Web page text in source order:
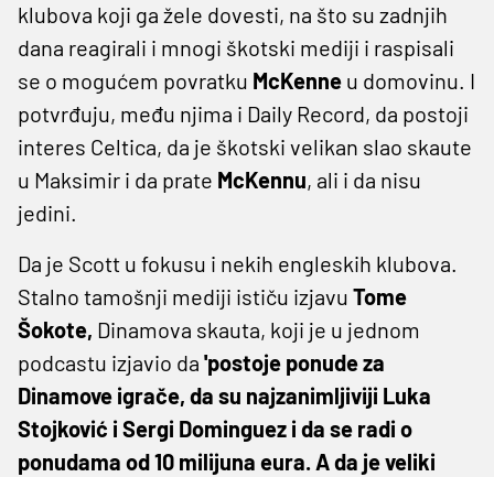
klubova koji ga žele dovesti, na što su zadnjih
dana reagirali i mnogi škotski mediji i raspisali
se o mogućem povratku McKenne u domovinu. I
potvrđuju, među njima i Daily Record, da postoji
interes Celtica, da je škotski velikan slao skaute
u Maksimir i da prate McKennu, ali i da nisu
jedini.
Da je Scott u fokusu i nekih engleskih klubova.
Stalno tamošnji mediji ističu izjavu Tome
Šokote, Dinamova skauta, koji je u jednom
podcastu izjavio da 'postoje ponude za
Dinamove igrače, da su najzanimljiviji Luka
Stojković i Sergi Dominguez i da se radi o
ponudama od 10 milijuna eura. A da je veliki